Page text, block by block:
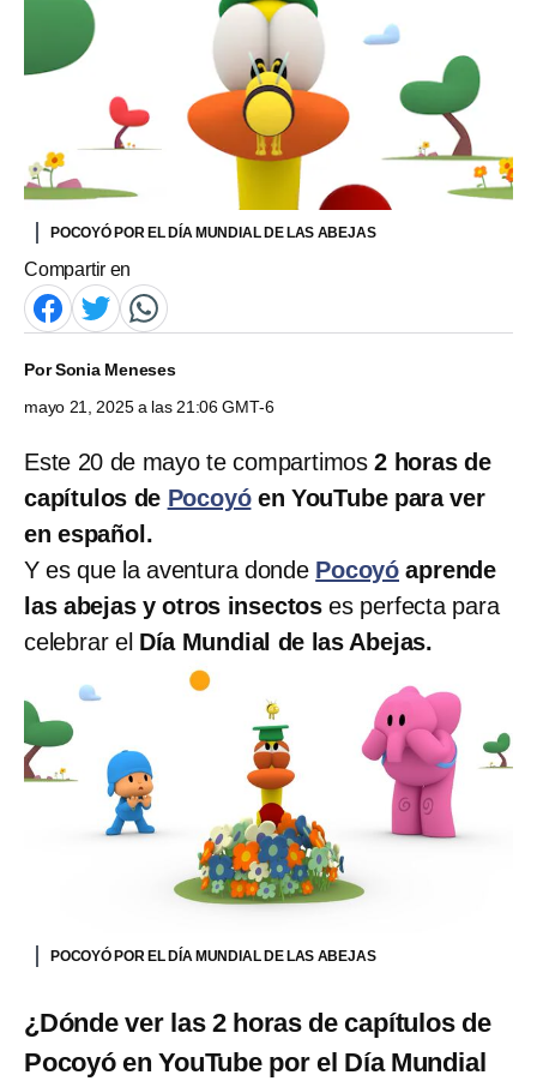
POCOYÓ POR EL DÍA MUNDIAL DE LAS ABEJAS
Compartir en
PorSonia Meneses
mayo 21, 2025 a las 21:06 GMT-6
Este 20 de mayo te compartimos2 horas de
capítulos de Pocoyóen YouTube para ver
en español.
Y es que la aventura donde Pocoyó aprende
las abejas y otros insectoses perfecta para
celebrar el Día Mundial de las Abejas.
POCOYÓ POR EL DÍA MUNDIAL DE LAS ABEJAS
¿Dónde ver las 2 horas de capítulos de
Pocoyó en YouTube por el Día Mundial